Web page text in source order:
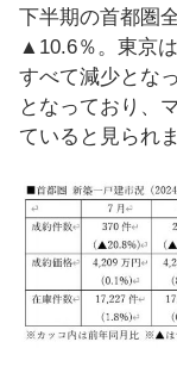
下半期の首都圏
▲10.6％。東京
すべて減少とな
となっており、
ていると見られま